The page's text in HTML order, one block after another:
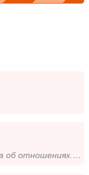
Вдова, давно даже не думала об отношениях. И. решила рискнуть